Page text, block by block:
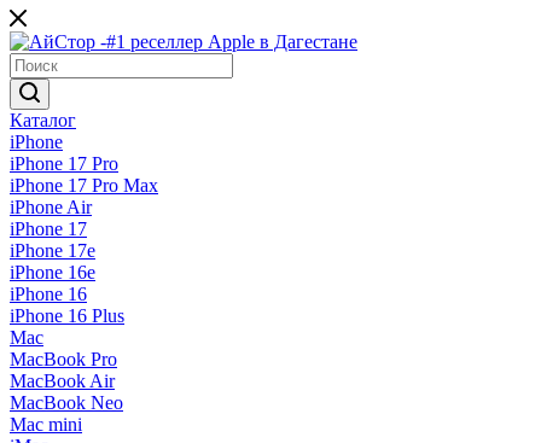
Каталог
iPhone
iPhone 17 Pro
iPhone 17 Pro Max
iPhone Air
iPhone 17
iPhone 17e
iPhone 16e
iPhone 16
iPhone 16 Plus
Mac
MacBook Pro
MacBook Air
MacBook Neo
Mac mini